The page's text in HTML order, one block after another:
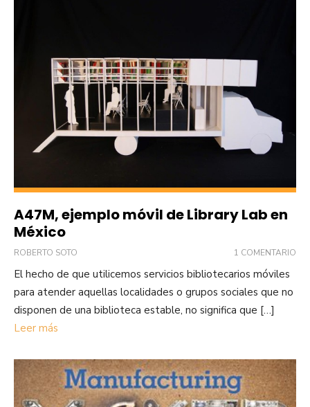
A47M, ejemplo móvil de Library Lab en
México
ROBERTO SOTO 1 COMENTARIO
El hecho de que utilicemos servicios bibliotecarios móviles
para atender aquellas localidades o grupos sociales que no
disponen de una biblioteca estable, no significa que […]
Leer más